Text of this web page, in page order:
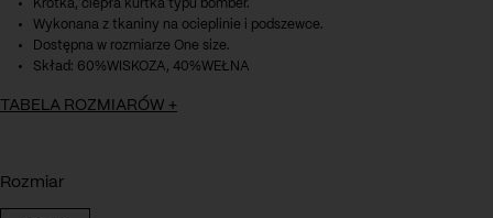
Krótka, ciepła kurtka typu bomber.
Wykonana z tkaniny na ocieplinie i podszewce.
Dostępna w rozmiarze One size.
Skład: 60%WISKOZA, 40%WEŁNA
TABELA ROZMIARÓW +
Rozmiar